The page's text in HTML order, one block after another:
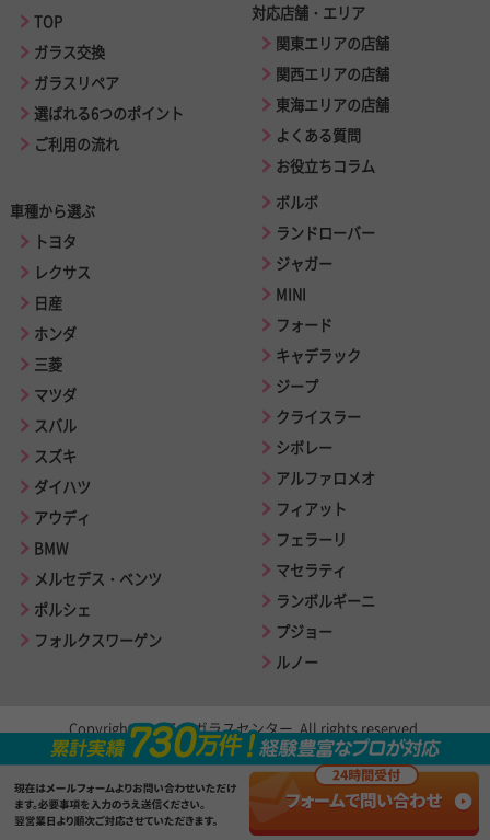
TOP
ガラス交換
ガラスリペア
選ばれる6つのポイント
ご利用の流れ
対応店舗・エリア
関東エリアの店舗
関西エリアの店舗
東海エリアの店舗
よくある質問
お役立ちコラム
車種から選ぶ
トヨタ
レクサス
日産
ホンダ
三菱
マツダ
スバル
スズキ
ダイハツ
アウディ
BMW
メルセデス・ベンツ
ポルシェ
フォルクスワーゲン
ボルボ
ランドローバー
ジャガー
MINI
フォード
キャデラック
ジープ
クライスラー
シボレー
アルファロメオ
フィアット
フェラーリ
マセラティ
ランボルギーニ
プジョー
ルノー
Copyright © くるまガラスセンター. All rights reserved.